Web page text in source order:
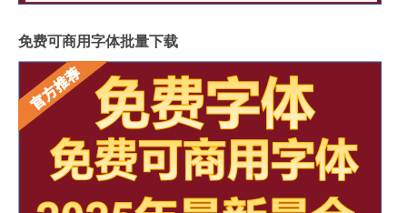
免费可商用字体批量下载